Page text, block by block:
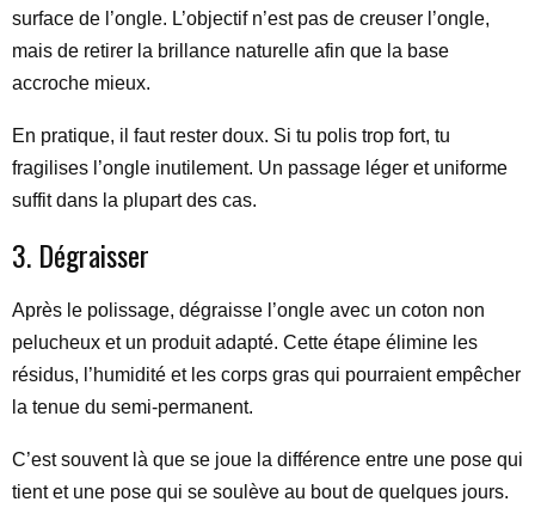
surface de l’ongle. L’objectif n’est pas de creuser l’ongle,
mais de retirer la brillance naturelle afin que la base
accroche mieux.
En pratique, il faut rester doux. Si tu polis trop fort, tu
fragilises l’ongle inutilement. Un passage léger et uniforme
suffit dans la plupart des cas.
3. Dégraisser
Après le polissage, dégraisse l’ongle avec un coton non
pelucheux et un produit adapté. Cette étape élimine les
résidus, l’humidité et les corps gras qui pourraient empêcher
la tenue du semi-permanent.
C’est souvent là que se joue la différence entre une pose qui
tient et une pose qui se soulève au bout de quelques jours.